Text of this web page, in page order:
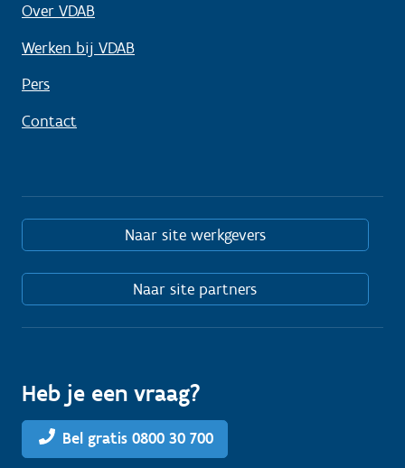
Over VDAB
Werken bij VDAB
Pers
Contact
Naar site werkgevers
Naar site partners
Heb je een vraag?
Bel gratis 0800 30 700